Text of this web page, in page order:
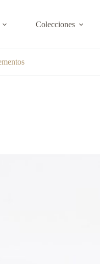
Colecciones